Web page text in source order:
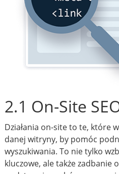
2.1 On-Site
Działania on-site to te, które
danej witryny, by pomóc
wyszukiwania. To nie tylko
kluczowe, ale także zadbanie